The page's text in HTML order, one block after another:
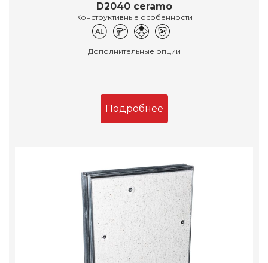
D2040 ceramo
Конструктивные особенности
Дополнительные опции
Подробнее